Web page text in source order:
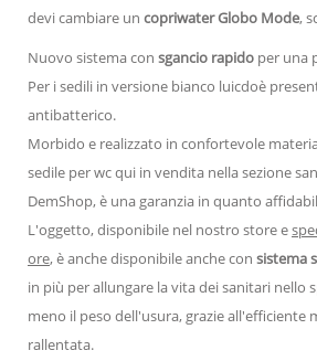
devi cambiare un copriwater Globo Mode,
Nuovo sistema con sgancio rapido per una
Per i sedili in versione bianco luicdoè
antibatterico.
Morbido e realizzato in confortevole
sedile per wc qui in vendita nella sezione
DemShop, è una garanzia in quanto
L'oggetto, disponibile nel nostro store e
ore, è anche disponibile anche con sistema
in più per allungare la vita dei sanitari nello
meno il peso dell'usura, grazie all'efficiente
rallentata.